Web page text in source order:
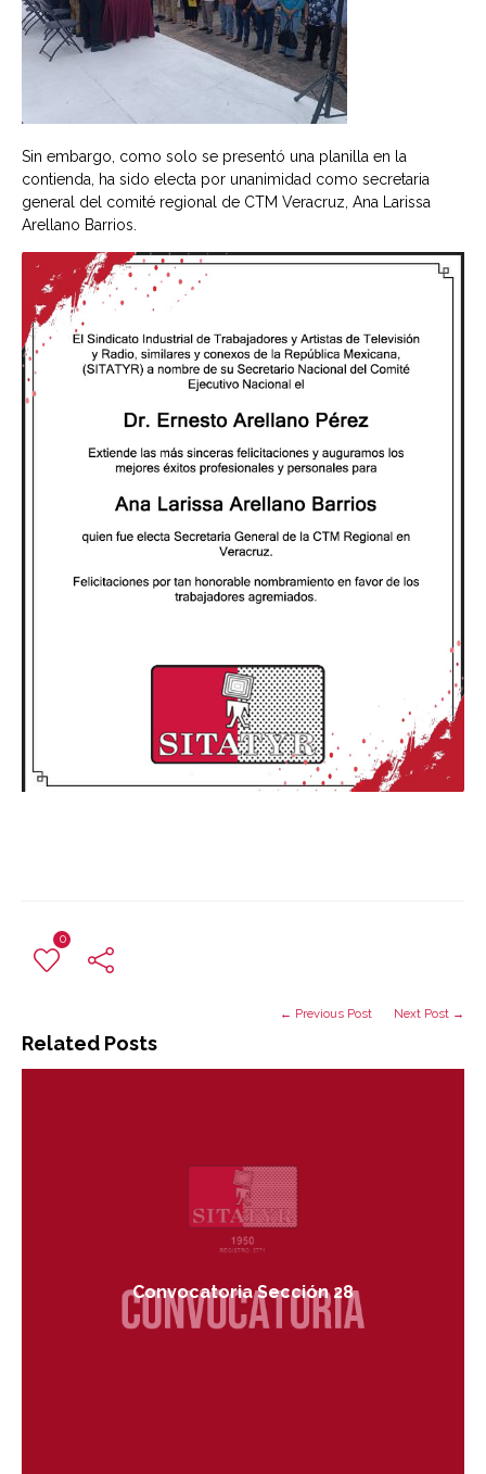
Sin embargo, como solo se presentó una planilla en la
contienda, ha sido electa por unanimidad como secretaria
general del comité regional de CTM Veracruz, Ana Larissa
Arellano Barrios.
0
Related Posts
← Previous Post Next Post →
Convocatoria Sección 28